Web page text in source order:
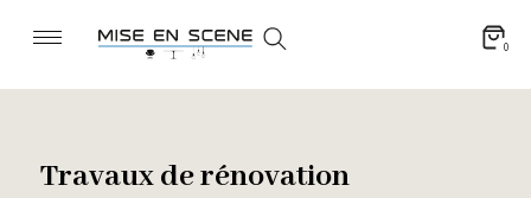
0
Travaux de rénovation